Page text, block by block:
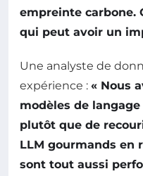
empreinte carbone.
qui peut avoir un
Une analyste de
expérience : « Nous
modèles de
plutôt que de
LLM gourmands en
sont tout aussi